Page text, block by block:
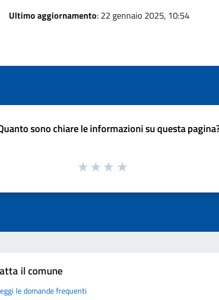
Ultimo aggiornamento: 22 gennaio 2025, 10:54
sono chiare le informazioni su questa
il comune
le domande frequenti